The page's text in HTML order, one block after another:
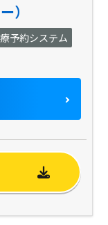
）
予約システム